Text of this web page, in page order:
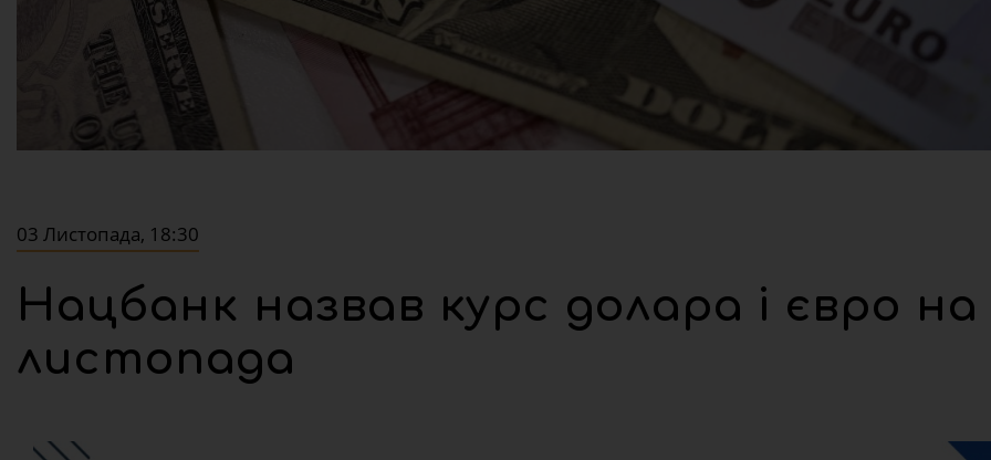
03 Листопада, 18:30
Нацбанк назвав курс долара і євро на
листопада